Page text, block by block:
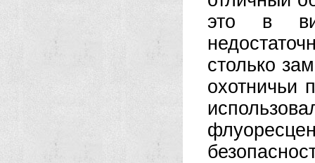
это в
столько
охотничьи